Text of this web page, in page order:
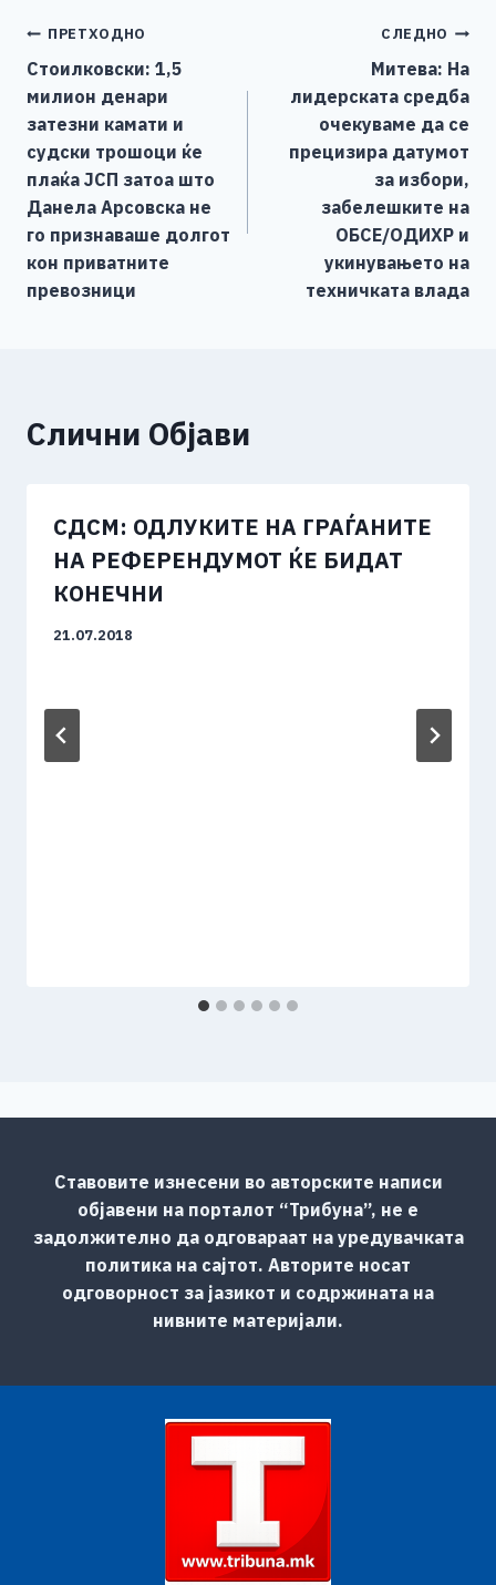
b
o
o
k
n
g
er
Li
n
k
Навигација
на
напис
ПРЕТХОДНО
Стоилковски: 1,5
милион денари
затезни камати и
судски трошоци ќе
плаќа ЈСП затоа што
Данела Арсовска не
го признаваше долгот
кон приватните
превозници
СЛЕДНО
Митева: На
лидерската средба
очекуваме да се
прецизира датумот
за избори,
забелешките на
ОБСЕ/ОДИХР и
укинувањето на
техничката влада
Слични Објави
СДСМ: ОДЛУКИТЕ НА ГРАЃАНИТЕ
НА РЕФЕРЕНДУМОТ ЌЕ БИДАТ
КОНЕЧНИ
21.07.2018
Ставовите изнесени во авторските написи
објавени на порталот “Трибуна”, не е
задолжително да одговараат на уредувачката
политика на сајтот. Авторите носат
одговорност за јазикот и содржината на
нивните материјали.